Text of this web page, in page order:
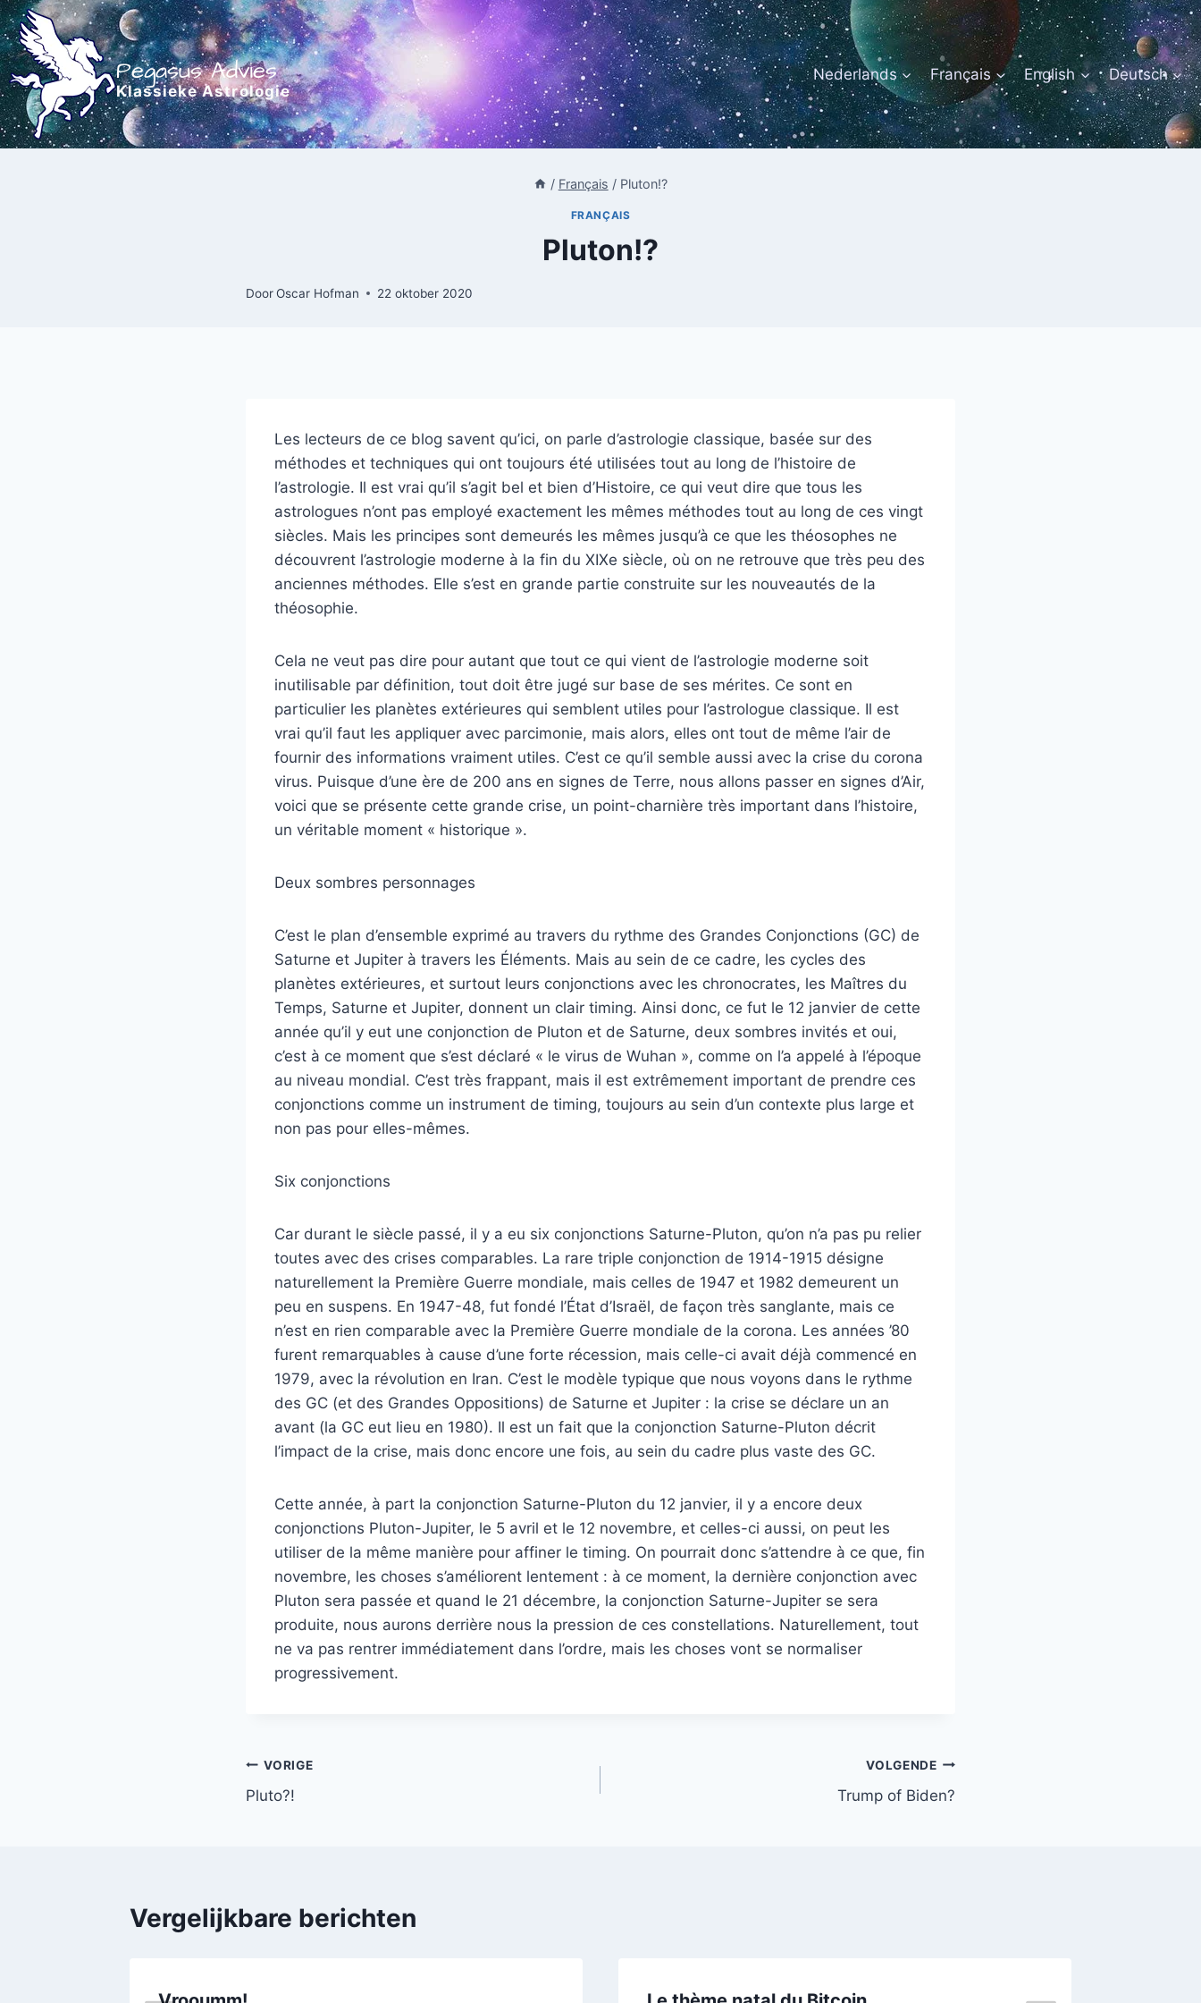
Doorgaan
naar
inhoud
Pegasus Advies
Klassieke Astrologie
Nederlands Français English Deutsch
/ Français / Pluton!?
FRANÇAIS
Pluton!?
DoorOscar Hofman 22 oktober 2020
Les lecteurs de ce blog savent qu’ici, on parle d’astrologie classique, basée sur des
méthodes et techniques qui ont toujours été utilisées tout au long de l’histoire de
l’astrologie. Il est vrai qu’il s’agit bel et bien d’Histoire, ce qui veut dire que tous les
astrologues n’ont pas employé exactement les mêmes méthodes tout au long de ces vingt
siècles. Mais les principes sont demeurés les mêmes jusqu’à ce que les théosophes ne
découvrent l’astrologie moderne à la fin du XIXe siècle, où on ne retrouve que très peu des
anciennes méthodes. Elle s’est en grande partie construite sur les nouveautés de la
théosophie.
Cela ne veut pas dire pour autant que tout ce qui vient de l’astrologie moderne soit
inutilisable par définition, tout doit être jugé sur base de ses mérites. Ce sont en
particulier les planètes extérieures qui semblent utiles pour l’astrologue classique. Il est
vrai qu’il faut les appliquer avec parcimonie, mais alors, elles ont tout de même l’air de
fournir des informations vraiment utiles. C’est ce qu’il semble aussi avec la crise du corona
virus. Puisque d’une ère de 200 ans en signes de Terre, nous allons passer en signes d’Air,
voici que se présente cette grande crise, un point-charnière très important dans l’histoire,
un véritable moment « historique ».
Deux sombres personnages
C’est le plan d’ensemble exprimé au travers du rythme des Grandes Conjonctions (GC) de
Saturne et Jupiter à travers les Éléments. Mais au sein de ce cadre, les cycles des
planètes extérieures, et surtout leurs conjonctions avec les chronocrates, les Maîtres du
Temps, Saturne et Jupiter, donnent un clair timing. Ainsi donc, ce fut le 12 janvier de cette
année qu’il y eut une conjonction de Pluton et de Saturne, deux sombres invités et oui,
c’est à ce moment que s’est déclaré « le virus de Wuhan », comme on l’a appelé à l’époque
au niveau mondial. C’est très frappant, mais il est extrêmement important de prendre ces
conjonctions comme un instrument de timing, toujours au sein d’un contexte plus large et
non pas pour elles-mêmes.
Six conjonctions
Car durant le siècle passé, il y a eu six conjonctions Saturne-Pluton, qu’on n’a pas pu relier
toutes avec des crises comparables. La rare triple conjonction de 1914-1915 désigne
naturellement la Première Guerre mondiale, mais celles de 1947 et 1982 demeurent un
peu en suspens. En 1947-48, fut fondé l’État d’Israël, de façon très sanglante, mais ce
n’est en rien comparable avec la Première Guerre mondiale de la corona. Les années ’80
furent remarquables à cause d’une forte récession, mais celle-ci avait déjà commencé en
1979, avec la révolution en Iran. C’est le modèle typique que nous voyons dans le rythme
des GC (et des Grandes Oppositions) de Saturne et Jupiter : la crise se déclare un an
avant (la GC eut lieu en 1980). Il est un fait que la conjonction Saturne-Pluton décrit
l’impact de la crise, mais donc encore une fois, au sein du cadre plus vaste des GC.
Cette année, à part la conjonction Saturne-Pluton du 12 janvier, il y a encore deux
conjonctions Pluton-Jupiter, le 5 avril et le 12 novembre, et celles-ci aussi, on peut les
utiliser de la même manière pour affiner le timing. On pourrait donc s’attendre à ce que, fin
novembre, les choses s’améliorent lentement : à ce moment, la dernière conjonction avec
Pluton sera passée et quand le 21 décembre, la conjonction Saturne-Jupiter se sera
produite, nous aurons derrière nous la pression de ces constellations. Naturellement, tout
ne va pas rentrer immédiatement dans l’ordre, mais les choses vont se normaliser
progressivement.
Bericht
navigatie
VORIGE
Pluto?!
VOLGENDE
Trump of Biden?
Vergelijkbare berichten